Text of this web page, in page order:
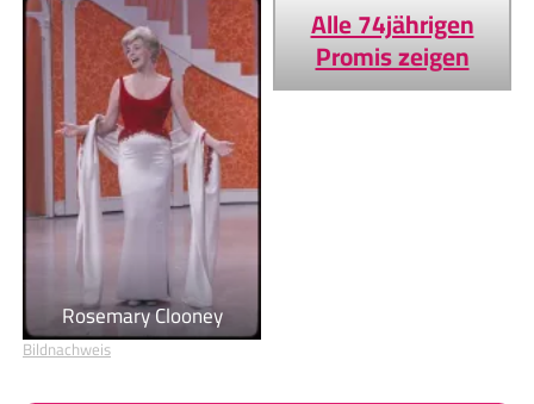
Rosemary Clooney
Bildnachweis
Alle 74jährigen
Promis zeigen